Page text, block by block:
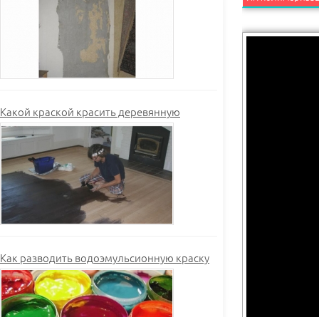
Какой краской красить деревянную
Как разводить водоэмульсионную краску